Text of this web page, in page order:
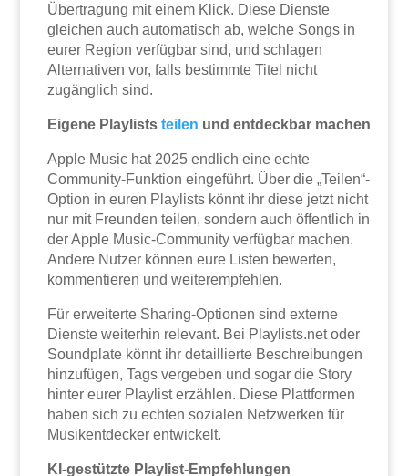
Übertragung mit einem Klick. Diese Dienste
gleichen auch automatisch ab, welche Songs in
eurer Region verfügbar sind, und schlagen
Alternativen vor, falls bestimmte Titel nicht
zugänglich sind.
Eigene Playliststeilen und entdeckbar machen
Apple Music hat 2025 endlich eine echte
Community-Funktion eingeführt. Über die „Teilen“-
Option in euren Playlists könnt ihr diese jetzt nicht
nur mit Freunden teilen, sondern auch öffentlich in
der Apple Music-Community verfügbar machen.
Andere Nutzer können eure Listen bewerten,
kommentieren und weiterempfehlen.
Für erweiterte Sharing-Optionen sind externe
Dienste weiterhin relevant. Bei Playlists.net oder
Soundplate könnt ihr detaillierte Beschreibungen
hinzufügen, Tags vergeben und sogar die Story
hinter eurer Playlist erzählen. Diese Plattformen
haben sich zu echten sozialen Netzwerken für
Musikentdecker entwickelt.
KI-gestützte Playlist-Empfehlungen